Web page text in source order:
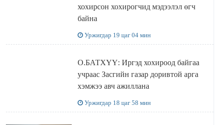
хохирсон хохирогчид мэдээлэл өгч
байна
Уржигдар 19 цаг 04 мин
О.БАТХҮҮ: Иргэд хохироод байгаа
учраас Засгийн газар доривтой арга
хэмжээ авч ажиллана
Уржигдар 18 цаг 58 мин